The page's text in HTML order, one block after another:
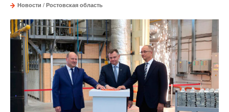
Новости / Ростовская область